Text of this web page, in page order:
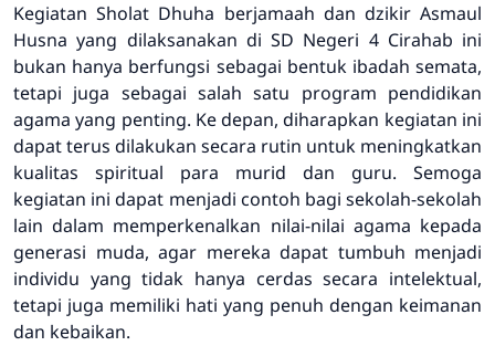
Kegiatan Sholat Dhuha berjamaah dan dzikir Asmaul
Husna yang dilaksanakan di SD Negeri 4 Cirahab ini
bukan hanya berfungsi sebagai bentuk ibadah semata,
tetapi juga sebagai salah satu program pendidikan
agama yang penting. Ke depan, diharapkan kegiatan ini
dapat terus dilakukan secara rutin untuk meningkatkan
kualitas spiritual para murid dan guru. Semoga
kegiatan ini dapat menjadi contoh bagi sekolah-sekolah
lain dalam memperkenalkan nilai-nilai agama kepada
generasi muda, agar mereka dapat tumbuh menjadi
individu yang tidak hanya cerdas secara intelektual,
tetapi juga memiliki hati yang penuh dengan keimanan
dan kebaikan.